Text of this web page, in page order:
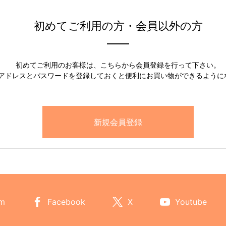
初めてご利用の方・会員以外の方
初めてご利用のお客様は、こちらから会員登録を行って下さい。
ドレスとパスワードを登録しておくと便利にお買い物ができるよう
Facebook X Youtube